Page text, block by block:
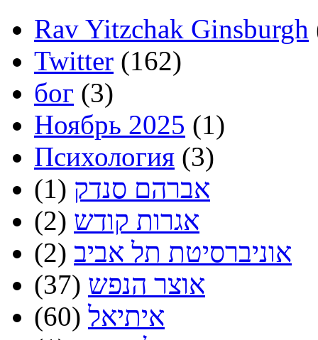
Rav Yitzchak Ginsburgh
Twitter (162)
бог (3)
Ноябрь 2025 (1)
Психология (3)
אברהם סנדק (1)
אגרות קודש (2)
אוניברסיטת תל אביב (2)
אוצר הנפש (37)
איתיאל (60)